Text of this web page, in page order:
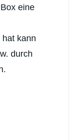
eine
kann
durch